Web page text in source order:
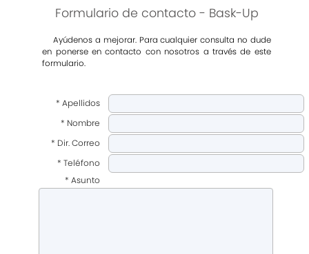
Formulario de contacto - Bask-Up
Ayúdenos a mejorar. Para cualquier consulta no dude
en ponerse en contacto con nosotros a través de este
formulario.
* Apellidos
* Nombre
* Dir. Correo
* Teléfono
* Asunto